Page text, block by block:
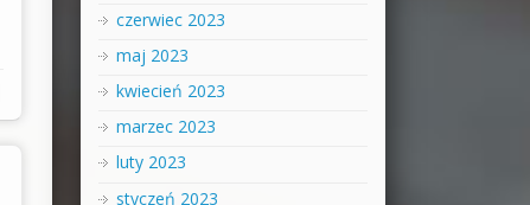
czerwiec 2023
maj 2023
kwiecień 2023
marzec 2023
luty 2023
styczeń 2023